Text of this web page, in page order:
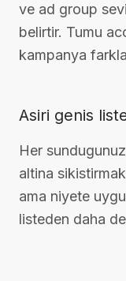
ve ad group
belirtir. Tumu
kampanya
Asiri genis
Her
altina
ama niyete
listeden daha